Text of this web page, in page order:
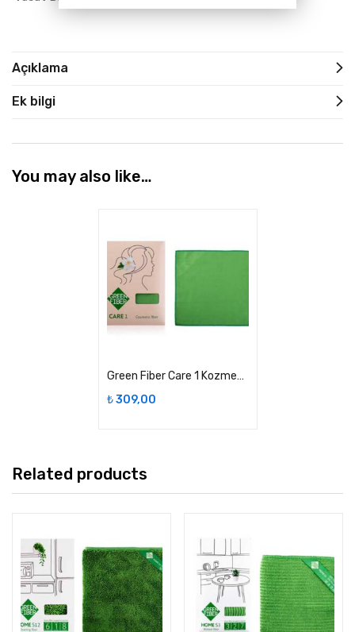
Açıklama
Ek bilgi
You may also like…
Green Fiber Care 1 Kozmetik Renkli Bezler
₺309,00
Related products